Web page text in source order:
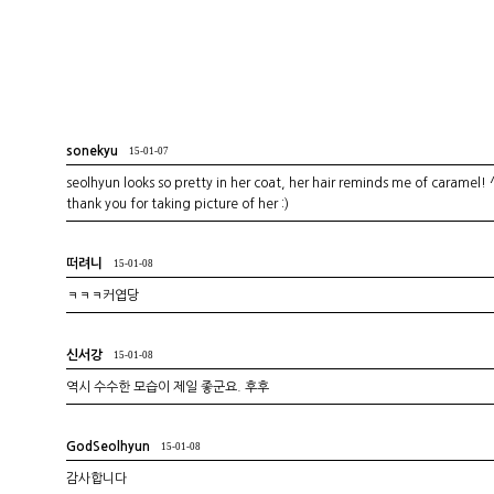
sonekyu 15-01-07
seolhyun looks so pretty in her coat, her hair reminds me of caramel!
thank you for taking picture of her :)
떠려니 15-01-08
ㅋㅋㅋ커엽당
신서강 15-01-08
역시 수수한 모습이 제일 좋군요. 후후
GodSeolhyun 15-01-08
감사합니다